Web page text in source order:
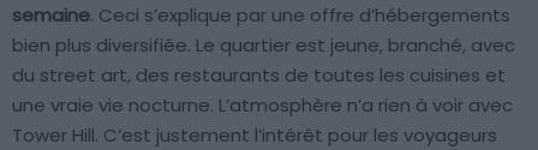
semaine. Ceci s’explique par une offre d’hébergements
bien plus diversifiée. Le quartier est jeune, branché, avec
du street art, des restaurants de toutes les cuisines et
une vraie vie nocturne. L’atmosphère n’a rien à voir avec
Tower Hill. C’est justement l’intérêt pour les voyageurs